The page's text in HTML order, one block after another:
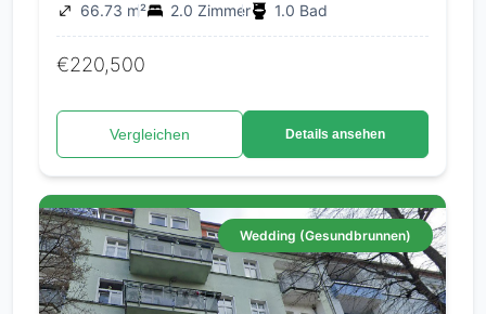
66.73 m² 2.0 Zimmer 1.0 Bad
€220,500
Vergleichen Details ansehen
Wedding (Gesundbrunnen)